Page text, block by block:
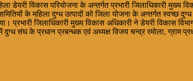
डेयरी विकास परियोजना के अन्तर्गत प्रभारी जिलाधिकारी मुख्य
के महिला दुग्ध उत्पादों को जिला योजना के अन्तर्गत स्वच्छ
प्रभारी जिलाधिकारी मुख्य विकास अधिकारी ने डेयरी विकास
दुग्ध संघ के प्रधान प्रबन्धक एवं अध्यक्ष विजय चन्द्र रमोला, ग्राम